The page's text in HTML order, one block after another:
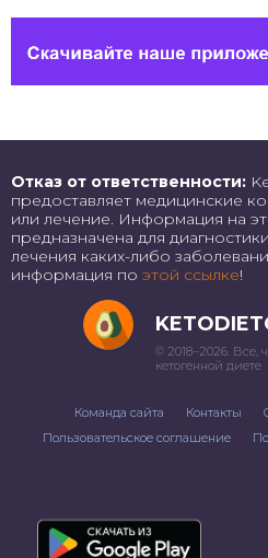
Отказ от ответственности:
предоставляет медицинские
или лечение. Информация на
предназначена для
лечения каких-либо
информация по этой ссылке!
© 2018–2026. Все,
кетогенной диете
Команда сайта Контакты
Пользовательское соглашение